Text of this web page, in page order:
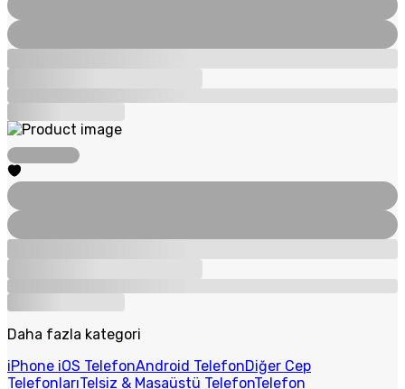
Daha fazla kategori
iPhone iOS TelefonAndroid TelefonDiğer Cep
TelefonlarıTelsiz & Masaüstü TelefonTelefon